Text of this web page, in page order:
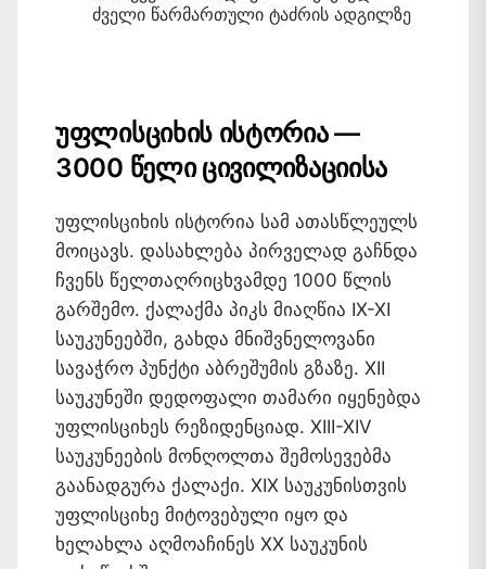
ძველი წარმართული ტაძრის ადგილზე
უფლისციხის ისტორია —
3000 წელი ცივილიზაციისა
უფლისციხის ისტორია სამ ათასწლეულს
მოიცავს. დასახლება პირველად გაჩნდა
ჩვენს წელთაღრიცხვამდე 1000 წლის
გარშემო. ქალაქმა პიკს მიაღწია IX-XI
საუკუნეებში, გახდა მნიშვნელოვანი
სავაჭრო პუნქტი აბრეშუმის გზაზე. XII
საუკუნეში დედოფალი თამარი იყენებდა
უფლისციხეს რეზიდენციად. XIII-XIV
საუკუნეების მონღოლთა შემოსევებმა
გაანადგურა ქალაქი. XIX საუკუნისთვის
უფლისციხე მიტოვებული იყო და
ხელახლა აღმოაჩინეს XX საუკუნის